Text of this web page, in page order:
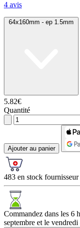
4 avis
64x160mm - ep 1.5mm
5.82€
Quantité
Ajouter au panier
483 en stock
Commandez dans les 6
septembre et le vendredi